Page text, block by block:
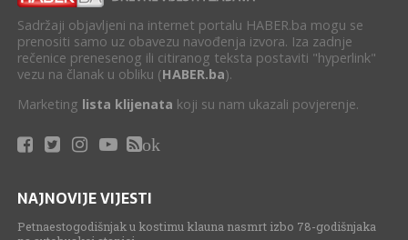
Sadržaji objavljeni na internet portalu HABER.ba mogu se
prenositi samo uz obavezu navođenja izvora. Iza zadnje
rečenice prenesenog ili citiranog teksta postaviti "hyperlink"
vezu na članak u obliku (HABER.ba).
Marketing lista klijenata koji su nam ukazali povjerenje.
ok
NAJNOVIJE VIJESTI
Petnaestogodišnjak u kostimu klauna nasmrt izbo 78-godišnjaka